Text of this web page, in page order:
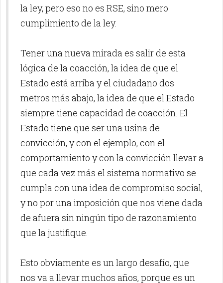
la ley, pero eso no es RSE, sino mero
cumplimiento de la ley.
Tener una nueva mirada es salir de esta
lógica de la coacción, la idea de que el
Estado está arriba y el ciudadano dos
metros más abajo, la idea de que el Estado
siempre tiene capacidad de coacción. El
Estado tiene que ser una usina de
convicción, y con el ejemplo, con el
comportamiento y con la convicción llevar a
que cada vez más el sistema normativo se
cumpla con una idea de compromiso social,
y no por una imposición que nos viene dada
de afuera sin ningún tipo de razonamiento
que la justifique.
Esto obviamente es un largo desafío, que
nos va a llevar muchos años, porque es un